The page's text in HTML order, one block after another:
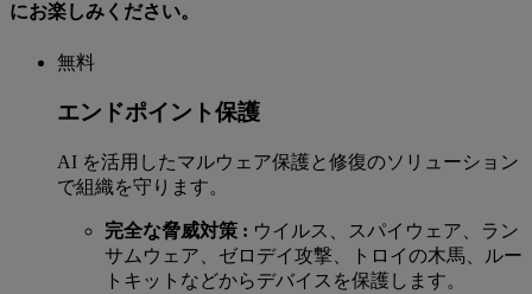
にお楽しみください。
無料
エンドポイント保護
AI を活用したマルウェア保護と修復のソリューション
で組織を守ります。
完全な脅威対策 : ウイルス、スパイウェア、ラン
サムウェア、ゼロデイ攻撃、トロイの木馬、ルー
トキットなどからデバイスを保護します。